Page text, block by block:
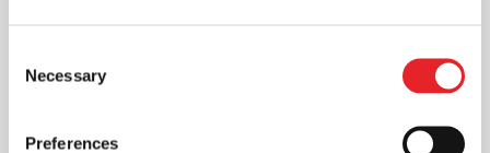
Selection
Necessary
Preferences